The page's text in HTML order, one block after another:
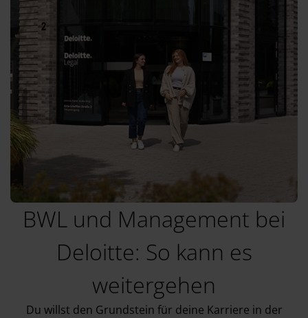
BWL und Management bei
Deloitte: So kann es
weitergehen
Du willst den Grundstein für deine Karriere in der